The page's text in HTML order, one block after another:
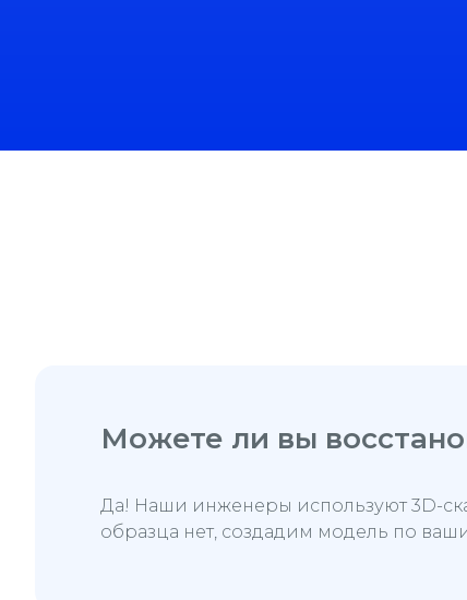
Можете ли вы
Да! Наши инженеры используют 3D-
образца нет, создадим модель по